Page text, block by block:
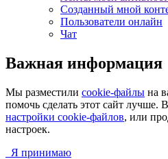
Созданный мной
Пользователи онлайн
Чат
Важная информация
Мы разместили cookie-файлы на
помочь сделать этот сайт лучше.
настройки cookie-файлов, или
настроек.
Я принимаю